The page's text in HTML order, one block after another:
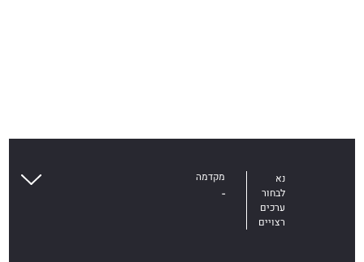
נא
לבחור
ערכים
רצויים
מקדמה
-